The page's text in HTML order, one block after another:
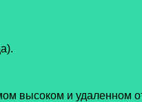
высоком и удаленном